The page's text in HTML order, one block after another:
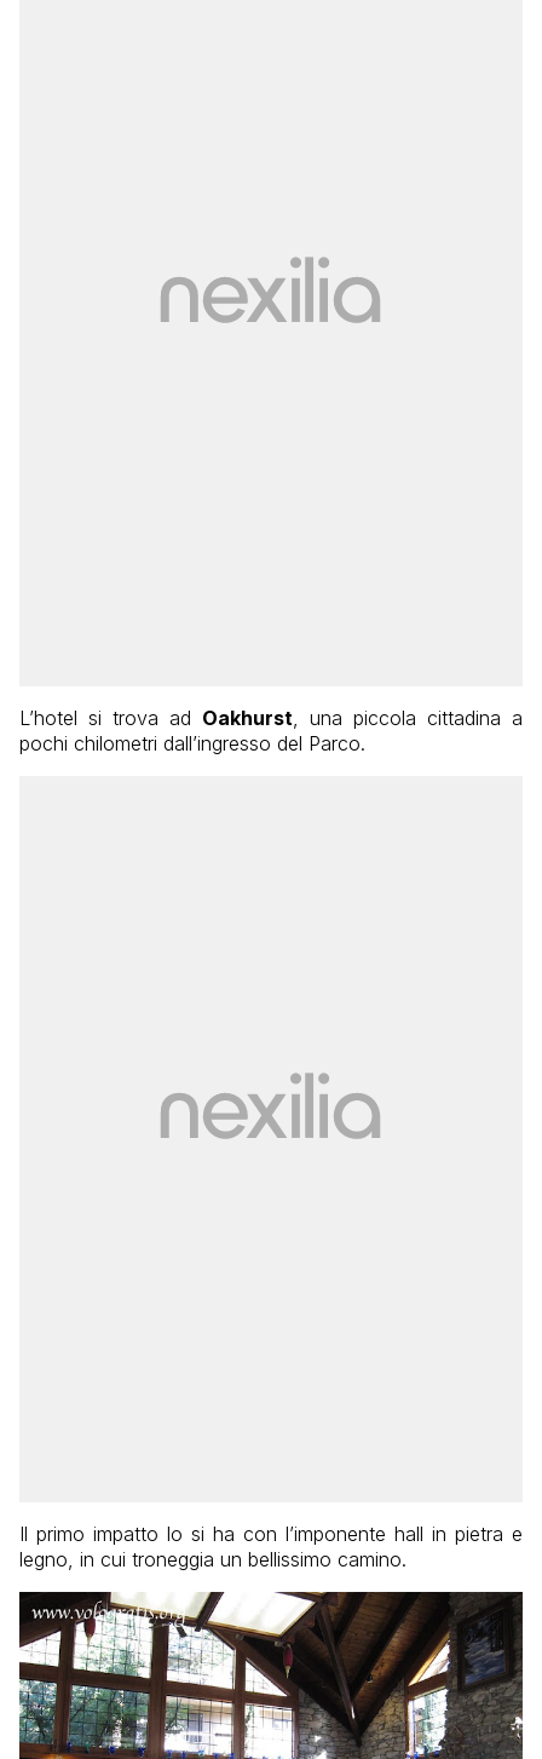
L’hotel si trova ad Oakhurst , una piccola cittadina a
pochi chilometri dall’ingresso del Parco.
Il primo impatto lo si ha con l’imponente hall in pietra e
legno, in cui troneggia un bellissimo camino.